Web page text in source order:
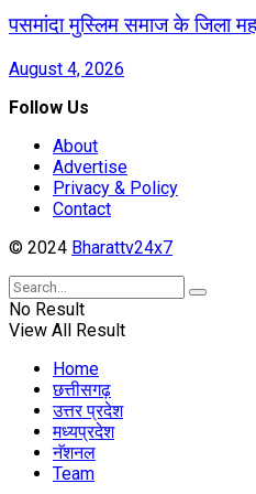
पसमांदा मुस्लिम समाज के जिला
August 4, 2026
Follow Us
About
Advertise
Privacy & Policy
Contact
© 2024 Bharattv24x7
No Result
View All Result
Home
छत्तीसगढ़
उत्तर प्रदेश
मध्यप्रदेश
नॅशनल
Team